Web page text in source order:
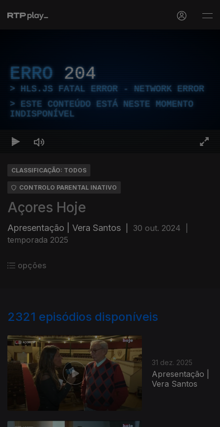
ERRO 204
HLS.JS FATAL ERROR - NETWORK ERROR
ESTE CONTEÚDO ESTÁ NESTE MOMENTO
INDISPONÍVEL
CLASSIFICAÇÃO: TODOS
CONTROLO PARENTAL INATIVO
Açores Hoje
Apresentação | Vera Santos 30 out. 2024
temporada 2025
opções
2321 episódios disponíveis
31 dez. 2025
Apresentação |
Vera Santos